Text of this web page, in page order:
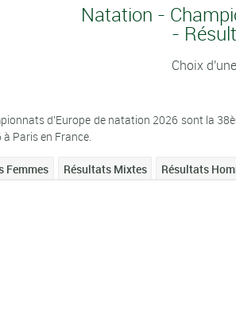
Natation -
-
Choix
d'Europe de natation 2026 sont la
Paris en France.
Femmes Résultats Mixtes Résultats